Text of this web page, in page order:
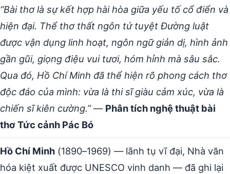
“Bài thơ là sự kết hợp hài hòa giữa yếu tố cổ điển và
hiện đại. Thể thơ thất ngôn tứ tuyệt Đường luật
được vận dụng linh hoạt, ngôn ngữ giản dị, hình ảnh
gần gũi, giọng điệu vui tươi, hóm hỉnh mà sâu sắc.
Qua đó, Hồ Chí Minh đã thể hiện rõ phong cách thơ
độc đáo của mình: vừa là thi sĩ giàu cảm xúc, vừa là
chiến sĩ kiên cường.”— Phân tích nghệ thuật bài
thơ Tức cảnh Pác Bó
Hồ Chí Minh (1890–1969) — lãnh tụ vĩ đại, Nhà văn
hóa kiệt xuất được UNESCO vinh danh — đã ghi lại